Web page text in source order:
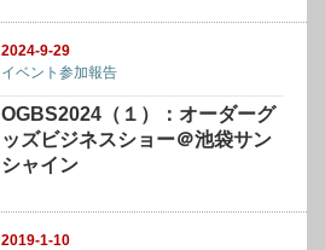
2024-9-29
イベント参加報告
OGBS2024（１）：オーダーグ
ッズビジネスショー＠池袋サン
シャイン
2019-1-10